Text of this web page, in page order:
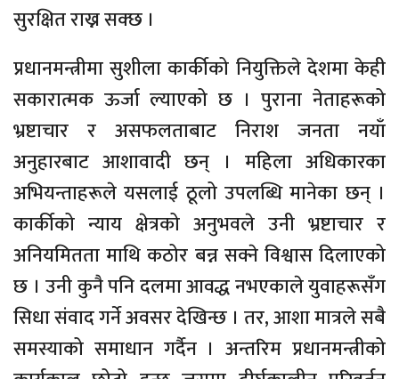
सुरक्षित राख्न सक्छ ।
प्रधानमन्त्रीमा सुशीला कार्कीको नियुक्तिले देशमा केही
सकारात्मक ऊर्जा ल्याएको छ । पुराना नेताहरूको
भ्रष्टाचार र असफलताबाट निराश जनता नयाँ
अनुहारबाट आशावादी छन् । महिला अधिकारका
अभियन्ताहरूले यसलाई ठूलो उपलब्धि मानेका छन् ।
कार्कीको न्याय क्षेत्रको अनुभवले उनी भ्रष्टाचार र
अनियमितता माथि कठोर बन्न सक्ने विश्वास दिलाएको
छ । उनी कुनै पनि दलमा आवद्ध नभएकाले युवाहरूसँग
सिधा संवाद गर्ने अवसर देखिन्छ । तर, आशा मात्रले सबै
समस्याको समाधान गर्दैन । अन्तरिम प्रधानमन्त्रीको